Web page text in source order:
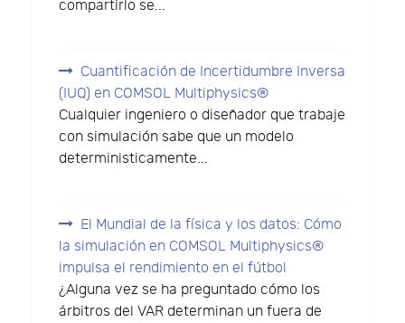
compartirlo se...
Cuantificación de Incertidumbre Inversa
(IUQ) en COMSOL Multiphysics®
Cualquier ingeniero o diseñador que trabaje
con simulación sabe que un modelo
deterministicamente...
El Mundial de la física y los datos: Cómo
la simulación en COMSOL Multiphysics®
impulsa el rendimiento en el fútbol
¿Alguna vez se ha preguntado cómo los
árbitros del VAR determinan un fuera de